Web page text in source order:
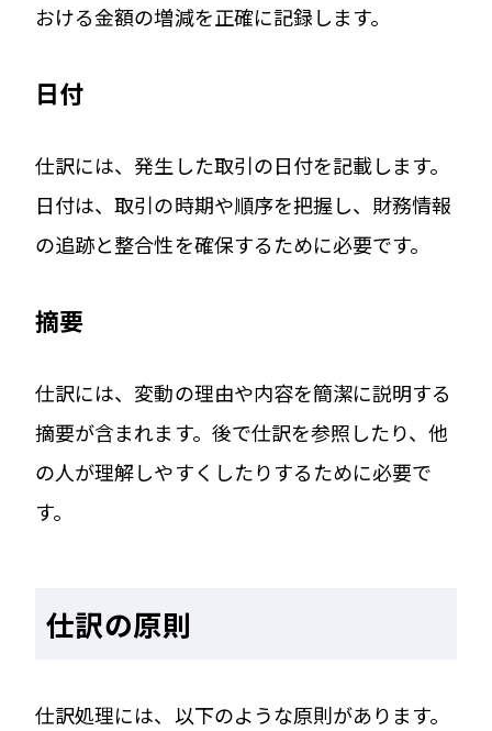
おける金額の増減を正確に記録します。
日付
仕訳には、発生した取引の日付を記載します。
日付は、取引の時期や順序を把握し、財務情報
の追跡と整合性を確保するために必要です。
摘要
仕訳には、変動の理由や内容を簡潔に説明する
摘要が含まれます。後で仕訳を参照したり、他
の人が理解しやすくしたりするために必要で
す。
仕訳の原則
仕訳処理には、以下のような原則があります。